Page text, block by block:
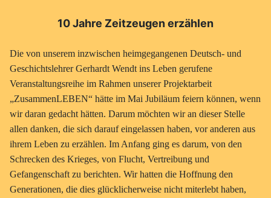
10 Jahre Zeitzeugen erzählen
Die von unserem inzwischen heimgegangenen Deutsch- und
Geschichtslehrer Gerhardt Wendt ins Leben gerufene
Veranstaltungsreihe im Rahmen unserer Projektarbeit
„ZusammenLEBEN“ hätte im Mai Jubiläum feiern können, wenn
wir daran gedacht hätten. Darum möchten wir an dieser Stelle
allen danken, die sich darauf eingelassen haben, vor anderen aus
ihrem Leben zu erzählen. Im Anfang ging es darum, von den
Schrecken des Krieges, von Flucht, Vertreibung und
Gefangenschaft zu berichten. Wir hatten die Hoffnung den
Generationen, die dies glücklicherweise nicht miterlebt haben,